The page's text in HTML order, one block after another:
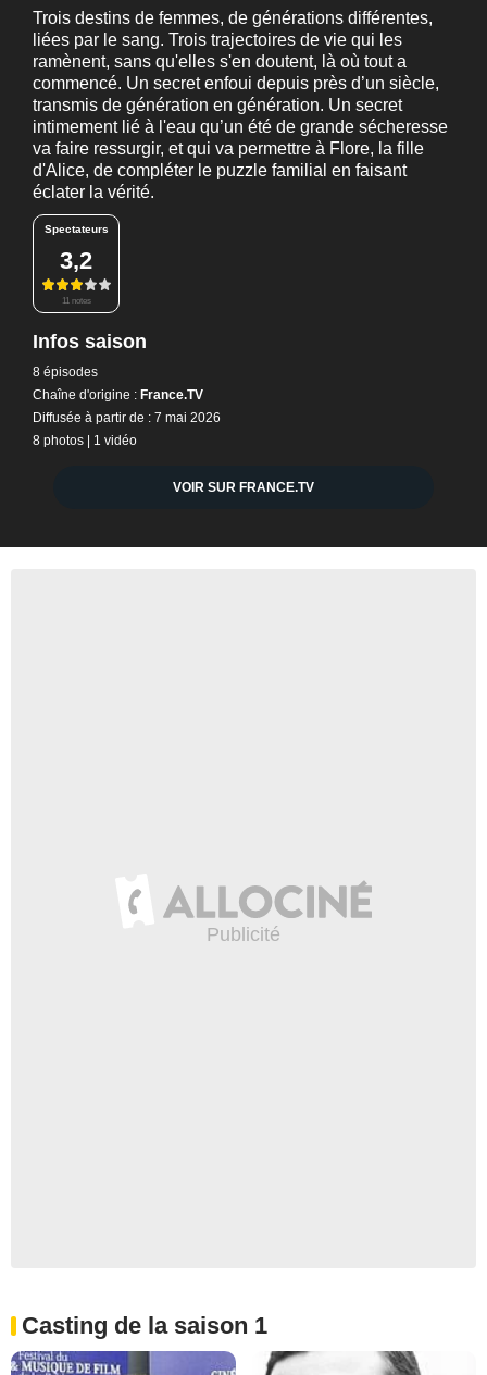
Trois destins de femmes, de générations différentes,
liées par le sang. Trois trajectoires de vie qui les
ramènent, sans qu'elles s'en doutent, là où tout a
commencé. Un secret enfoui depuis près d’un siècle,
transmis de génération en génération. Un secret
intimement lié à l'eau qu’un été de grande sécheresse
va faire ressurgir, et qui va permettre à Flore, la fille
d'Alice, de compléter le puzzle familial en faisant
éclater la vérité.
Spectateurs
3,2
11 notes
Infos saison
8 épisodes
Chaîne d'origine : France.TV
Diffusée à partir de : 7 mai 2026
8 photos | 1 vidéo
VOIR SUR FRANCE.TV
Casting de la saison 1